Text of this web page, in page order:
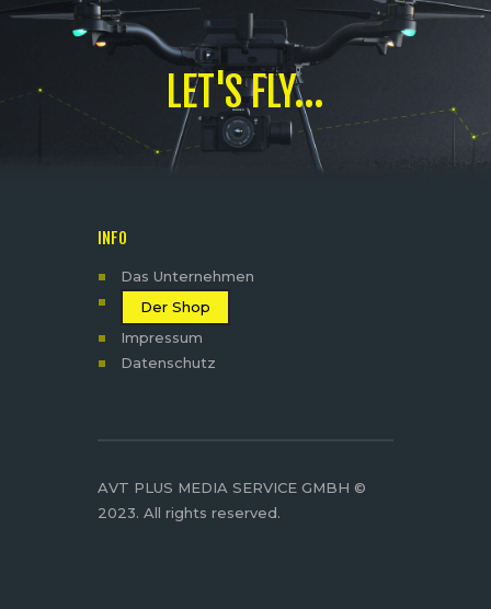
LET'S FLY...
INFO
Das Unternehmen
Der Shop
Impressum
Datenschutz
AVT PLUS MEDIA SERVICE GMBH ©
2023. All rights reserved.